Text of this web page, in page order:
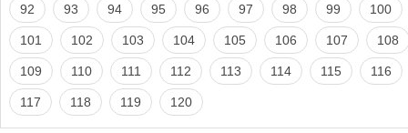
92 93 94 95 96 97 98 99 100
101 102 103 104 105 106 107 108
109 110 111 112 113 114 115 116
117 118 119 120